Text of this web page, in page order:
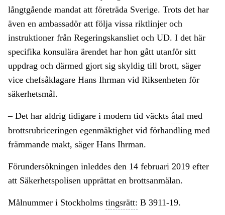
långtgående mandat att företräda Sverige. Trots det har
även en ambassadör att följa vissa riktlinjer och
instruktioner från Regeringskansliet och UD. I det här
specifika konsulära ärendet har hon gått utanför sitt
uppdrag och därmed gjort sig skyldig till brott, säger
vice chefsåklagare Hans Ihrman vid Riksenheten för
säkerhetsmål.
– Det har aldrig tidigare i modern tid väckts åtal med
brottsrubriceringen egenmäktighet vid förhandling med
främmande makt, säger Hans Ihrman.
Förundersökningen inleddes den 14 februari 2019 efter
att Säkerhetspolisen upprättat en brottsanmälan.
Målnummer i Stockholms tingsrätt: B 3911-19.